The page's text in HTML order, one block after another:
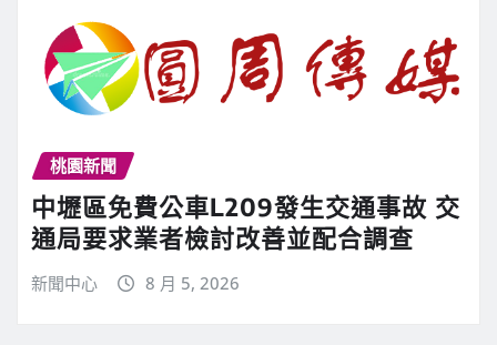
桃園新聞
中壢區免費公車L209發生交通事故 交
通局要求業者檢討改善並配合調查
新聞中心 8 月 5, 2026